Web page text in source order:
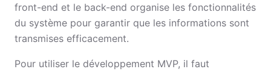
front-end et le back-end organise les fonctionnalités
du système pour garantir que les informations sont
transmises efficacement.
Pour utiliser le développement MVP, il faut